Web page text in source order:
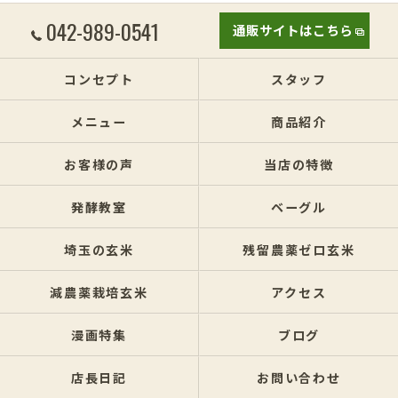
042-989-0541 通販サイトはこちら
コンセプト スタッフ
メニュー 商品紹介
お客様の声 当店の特徴
発酵教室 ベーグル
埼玉の玄米 残留農薬ゼロ玄米
減農薬栽培玄米 アクセス
漫画特集 ブログ
店長日記 お問い合わせ